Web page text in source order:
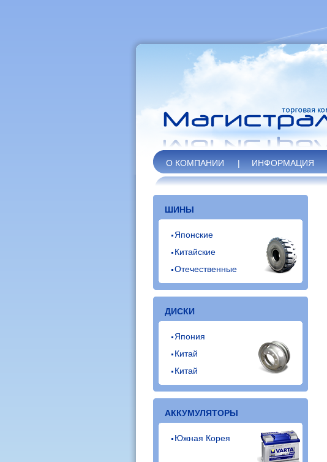
О КОМПАНИИ | ИНФОРМАЦИЯ
ШИНЫ
Японские
Китайские
Отечественные
ДИСКИ
Япония
Китай
Китай
АККУМУЛЯТОРЫ
Южная Корея